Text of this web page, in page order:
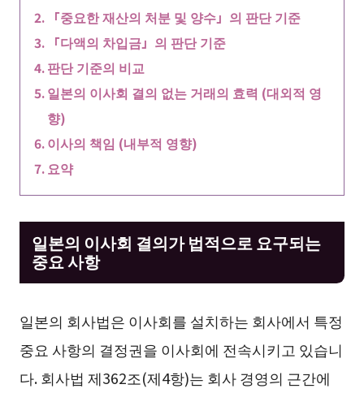
「중요한 재산의 처분 및 양수」의 판단 기준
「다액의 차입금」의 판단 기준
판단 기준의 비교
일본의 이사회 결의 없는 거래의 효력 (대외적 영
향)
이사의 책임 (내부적 영향)
요약
일본의 이사회 결의가 법적으로 요구되는
중요 사항
일본의 회사법은 이사회를 설치하는 회사에서 특정
중요 사항의 결정권을 이사회에 전속시키고 있습니
다. 회사법 제362조(제4항)는 회사 경영의 근간에